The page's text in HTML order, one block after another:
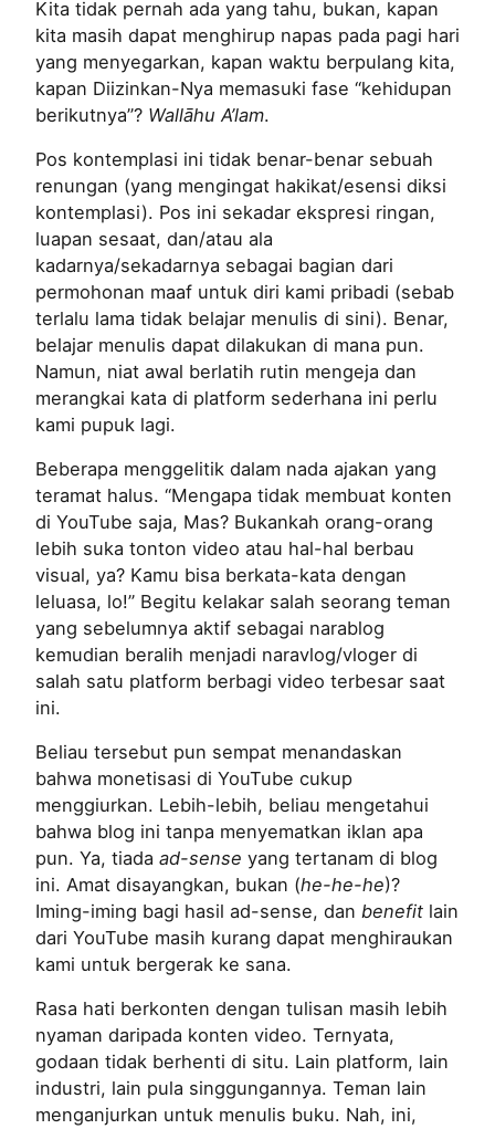
Kita tidak pernah ada yang tahu, bukan, kapan
kita masih dapat menghirup napas pada pagi hari
yang menyegarkan, kapan waktu berpulang kita,
kapan Diizinkan-Nya memasuki fase “kehidupan
berikutnya”? Wallāhu A’lam.
Pos kontemplasi ini tidak benar-benar sebuah
renungan (yang mengingat hakikat/esensi diksi
kontemplasi). Pos ini sekadar ekspresi ringan,
luapan sesaat, dan/atau ala
kadarnya/sekadarnya sebagai bagian dari
permohonan maaf untuk diri kami pribadi (sebab
terlalu lama tidak belajar menulis di sini). Benar,
belajar menulis dapat dilakukan di mana pun.
Namun, niat awal berlatih rutin mengeja dan
merangkai kata di platform sederhana ini perlu
kami pupuk lagi.
Beberapa menggelitik dalam nada ajakan yang
teramat halus. “Mengapa tidak membuat konten
di YouTube saja, Mas? Bukankah orang-orang
lebih suka tonton video atau hal-hal berbau
visual, ya? Kamu bisa berkata-kata dengan
leluasa, lo!” Begitu kelakar salah seorang teman
yang sebelumnya aktif sebagai narablog
kemudian beralih menjadi naravlog/vloger di
salah satu platform berbagi video terbesar saat
ini.
Beliau tersebut pun sempat menandaskan
bahwa monetisasi di YouTube cukup
menggiurkan. Lebih-lebih, beliau mengetahui
bahwa blog ini tanpa menyematkan iklan apa
pun. Ya, tiada ad-sense yang tertanam di blog
ini. Amat disayangkan, bukan (he-he-he)?
Iming-iming bagi hasil ad-sense, dan benefit lain
dari YouTube masih kurang dapat menghiraukan
kami untuk bergerak ke sana.
Rasa hati berkonten dengan tulisan masih lebih
nyaman daripada konten video. Ternyata,
godaan tidak berhenti di situ. Lain platform, lain
industri, lain pula singgungannya. Teman lain
menganjurkan untuk menulis buku. Nah, ini,